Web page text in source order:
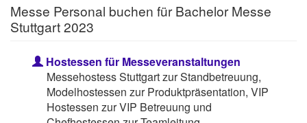
Messe Personal buchen für Bachelor Messe
Stuttgart 2023
Hostessen für Messeveranstaltungen
Messehostess Stuttgart zur Standbetreuung,
Modelhostessen zur Produktpräsentation, VIP
Hostessen zur VIP Betreuung und